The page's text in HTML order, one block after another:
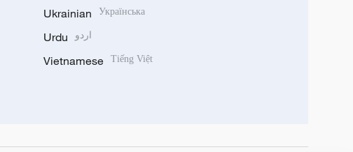
Ukrainian Українська
Urdu اردو
Vietnamese Tiếng Việt